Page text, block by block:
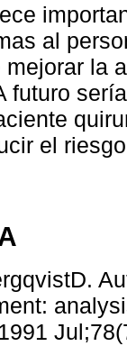
al
la
futuro
el